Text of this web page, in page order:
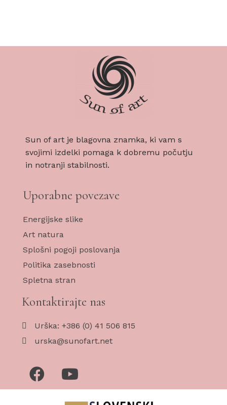
Sun of art je blagovna znamka, ki vam s
svojimi izdelki pomaga k dobremu počutju
in notranji stabilnosti.
Uporabne povezave
Energijske slike
Art natura
Splošni pogoji poslovanja
Politika zasebnosti
Spletna stran
Kontaktirajte nas
Urška: +386 (0) 41 506 815
urska@sunofart.net